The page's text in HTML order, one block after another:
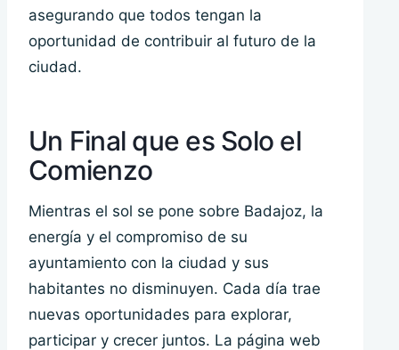
asegurando que todos tengan la
oportunidad de contribuir al futuro de la
ciudad.
Un Final que es Solo el
Comienzo
Mientras el sol se pone sobre Badajoz, la
energía y el compromiso de su
ayuntamiento con la ciudad y sus
habitantes no disminuyen. Cada día trae
nuevas oportunidades para explorar,
participar y crecer juntos. La página web